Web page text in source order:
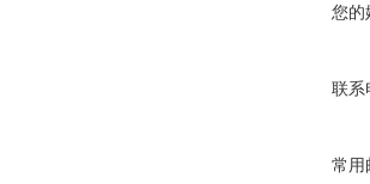
您的
联系
常用